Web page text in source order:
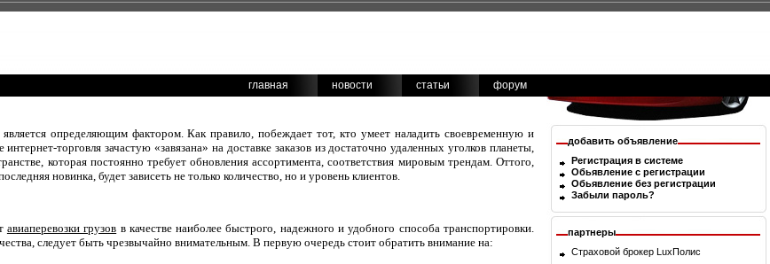
главная новости статьи форум
определяющим фактором. Как правило, побеждает тот, кто умеет наладить своевременную и
торговля зачастую «завязана» на доставке заказов из достаточно удаленных уголков планеты,
которая постоянно требует обновления ассортимента, соответствия мировым трендам. Оттого,
новинка, будет зависеть не только количество, но и уровень клиентов.
авиаперевозки грузов в качестве наиболее быстрого, надежного и удобного способа транспортировки.
следует быть чрезвычайно внимательным. В первую очередь стоит обратить внимание на:
добавить объявление
Регистрация в системе
Обьявление с регистрации
Обьявление без регистрации
Забыли пароль?
партнеры
Страховой брокер LuxПолис